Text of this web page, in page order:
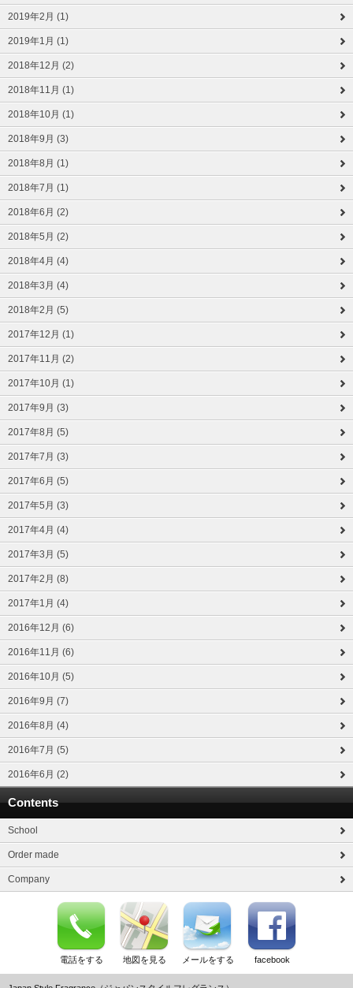
2019年2月 (1)
2019年1月 (1)
2018年12月 (2)
2018年11月 (1)
2018年10月 (1)
2018年9月 (3)
2018年8月 (1)
2018年7月 (1)
2018年6月 (2)
2018年5月 (2)
2018年4月 (4)
2018年3月 (4)
2018年2月 (5)
2017年12月 (1)
2017年11月 (2)
2017年10月 (1)
2017年9月 (3)
2017年8月 (5)
2017年7月 (3)
2017年6月 (5)
2017年5月 (3)
2017年4月 (4)
2017年3月 (5)
2017年2月 (8)
2017年1月 (4)
2016年12月 (6)
2016年11月 (6)
2016年10月 (5)
2016年9月 (7)
2016年8月 (4)
2016年7月 (5)
2016年6月 (2)
Contents
School
Order made
Company
電話をする 地図を見る メールをする facebook